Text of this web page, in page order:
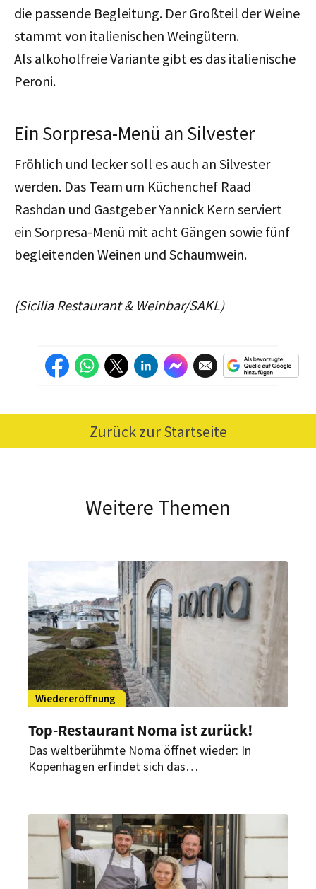
die passende Begleitung. Der Großteil der Weine
stammt von italienischen Weingütern.
Als alkoholfreie Variante gibt es das italienische
Peroni.
Ein Sorpresa-Menü an Silvester
Fröhlich und lecker soll es auch an Silvester
werden. Das Team um Küchenchef Raad
Rashdan und Gastgeber Yannick Kern serviert
ein Sorpresa-Menü mit acht Gängen sowie fünf
begleitenden Weinen und Schaumwein.
(Sicilia Restaurant & Weinbar/SAKL)
Zurück zur Startseite
Weitere Themen
Wiedereröffnung
Top-Restaurant Noma ist zurück!
Das weltberühmte Noma öffnet wieder: In
Kopenhagen erfindet sich das
dabei.